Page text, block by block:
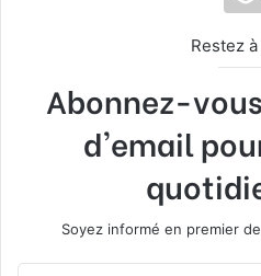
Restez
Abonnez-
d'email
Soyez informé en premier